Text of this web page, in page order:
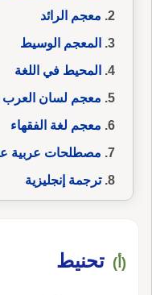
معجم الرائد
المعجم الوسيط
المحيط في اللغة
معجم لسان العرب
معجم لغة الفقهاء
مصطلحات عربية
ترجمة إنجليزية
(أ) تحنيط